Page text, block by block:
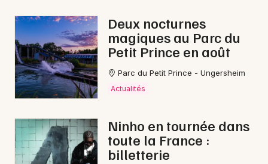
Deux nocturnes
magiques au Parc du
Petit Prince en août
Parc du Petit Prince - Ungersheim
Actualités
Ninho en tournée dans
toute la France :
billetterie